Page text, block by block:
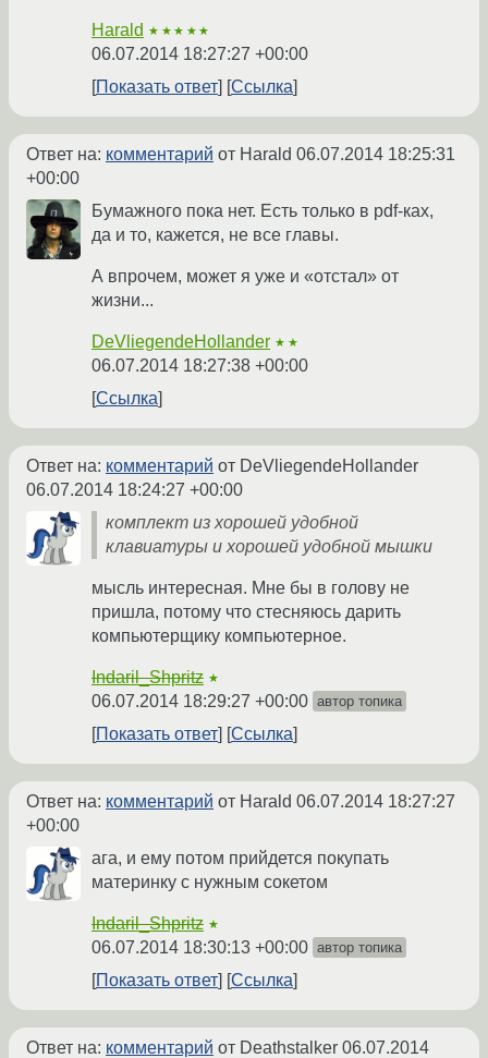
Harald ★★★★★
06.07.2014 18:27:27 +00:00
Показать ответ
Ссылка
Ответ на: комментарий от Harald 06.07.2014 18:25:31
+00:00
Бумажного пока нет. Есть только в pdf-ках,
да и то, кажется, не все главы.
А впрочем, может я уже и «отстал» от
жизни...
DeVliegendeHollander ★★
06.07.2014 18:27:38 +00:00
Ссылка
Ответ на: комментарий от DeVliegendeHollander
06.07.2014 18:24:27 +00:00
комплект из хорошей удобной
клавиатуры и хорошей удобной мышки
мысль интересная. Мне бы в голову не
пришла, потому что стесняюсь дарить
компьютерщику компьютерное.
Indaril_Shpritz ★
06.07.2014 18:29:27 +00:00 автор топика
Показать ответ Ссылка
Ответ на: комментарий от Harald 06.07.2014 18:27:27
+00:00
ага, и ему потом прийдется покупать
материнку с нужным сокетом
Indaril_Shpritz ★
06.07.2014 18:30:13 +00:00 автор топика
Показать ответ Ссылка
Ответ на: комментарий от Deathstalker 06.07.2014